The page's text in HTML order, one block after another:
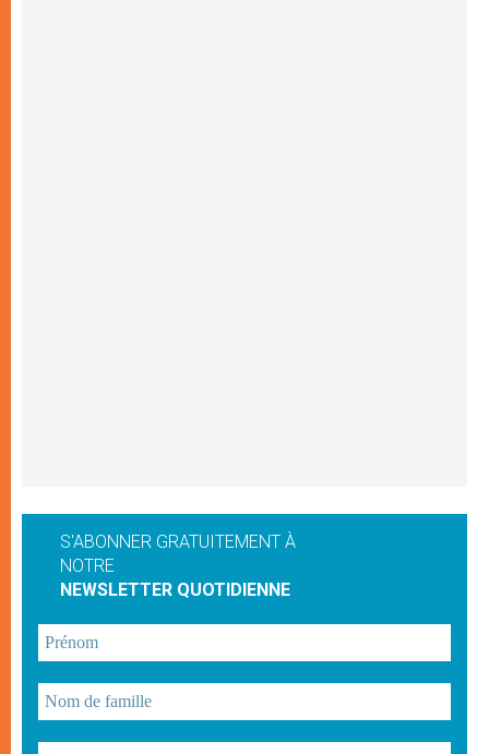
S'ABONNER GRATUITEMENT À
NOTRE
NEWSLETTER QUOTIDIENNE